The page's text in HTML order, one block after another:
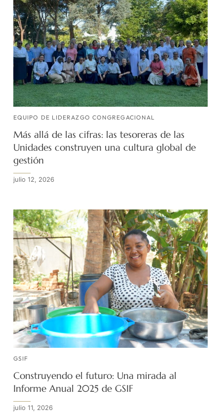
EQUIPO DE LIDERAZGO CONGREGACIONAL
Más allá de las cifras: las tesoreras de las
Unidades construyen una cultura global de
gestión
julio 12, 2026
GSIF
Construyendo el futuro: Una mirada al
Informe Anual 2025 de GSIF
julio 11, 2026